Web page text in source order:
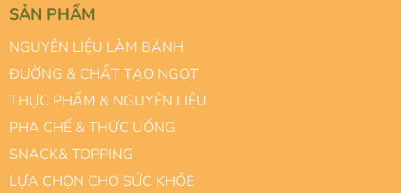
SẢN PHẨM
NGUYÊN LIỆU LÀM BÁNH
ĐƯỜNG & CHẤT TẠO NGỌT
THỰC PHẨM & NGUYÊN LIỆU
PHA CHẾ & THỨC UỐNG
SNACK& TOPPING
LỰA CHỌN CHO SỨC KHỎE